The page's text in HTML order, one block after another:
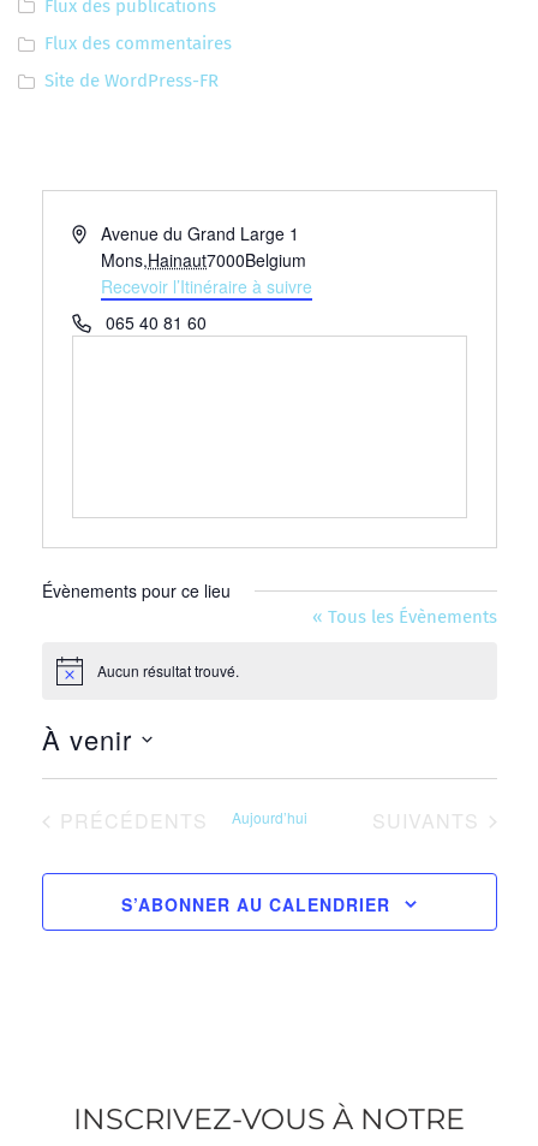
Flux des publications
Flux des commentaires
Site de WordPress-FR
AdresseAvenue du Grand Large 1
Mons,Hainaut7000Belgium
Recevoir l’Itinéraire à suivre
Téléphone
065 40 81 60
Évènements pour ce lieu
« Tous les Évènements
Notice Aucun résultat trouvé.
À venir
date.ÉVÈNEMENTS
PRÉCÉDENTS Aujourd’hui ÉVÈNEMENTS
SUIVANTS
S’ABONNER AU CALENDRIER
INSCRIVEZ-VOUS À NOTRE